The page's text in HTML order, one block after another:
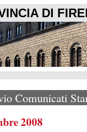
DI
Comunicati
2008